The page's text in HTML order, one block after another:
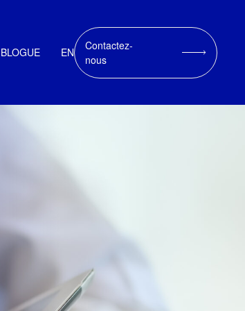
BLOGUE EN
Contactez-
nous